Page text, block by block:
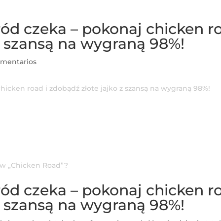
czeka – pokonaj chicken
na wygraną 98%!
road i zdobądź złote jajko z szansą na wygraną 98%!
„Chicken Road”?
czeka – pokonaj chicken
na wygraną 98%!